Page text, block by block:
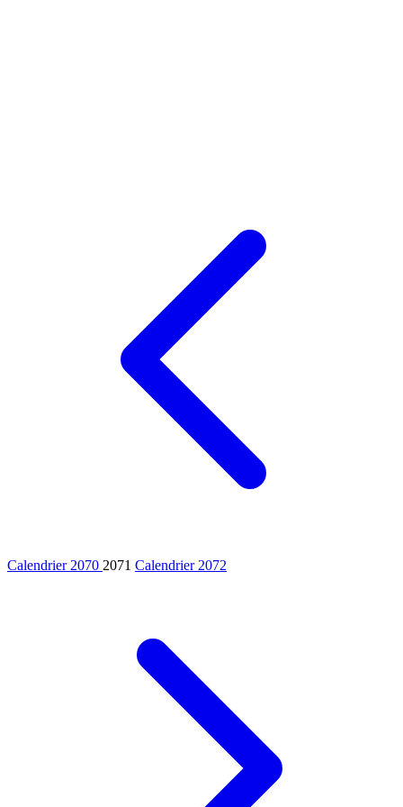
Calendrier 2070 2071 Calendrier 2072